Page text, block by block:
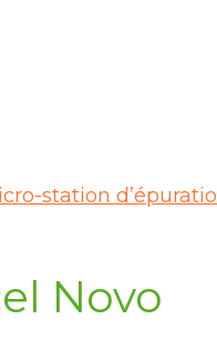
station
Novo